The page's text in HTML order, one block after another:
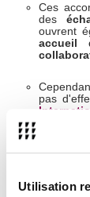
Utilisation
Ces
des
ouvrent
accueil
pas